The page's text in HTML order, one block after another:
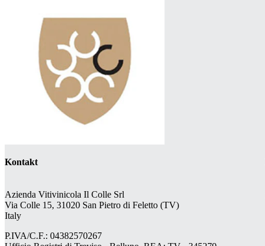
Kontakt
Azienda Vitivinicola Il Colle Srl
Via Colle 15, 31020 San Pietro di Feletto (TV)
Italy
P.IVA/C.F.: 04382570267